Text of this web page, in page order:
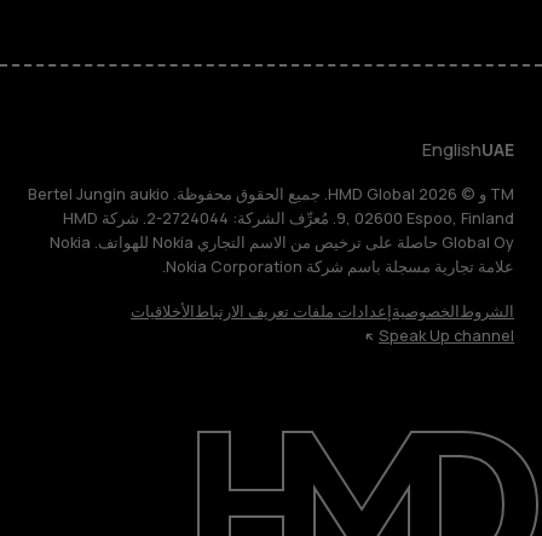
حول
الدعم
UAE
English
TM و © 2026 HMD Global. جميع الحقوق محفوظة. Bertel Jungin aukio
9, 02600 Espoo, Finland. مُعرِّف الشركة: 2724044-2. شركة HMD
Global Oy حاصلة على ترخيص من الاسم التجاري Nokia للهواتف. Nokia
علامة تجارية مسجلة باسم شركة Nokia Corporation.
الشروطالخصوصيةإعدادات ملفات تعريف الارتباطالأخلاقيات
Speak Up channel